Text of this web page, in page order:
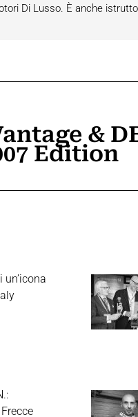
Di Lusso. È anche
&
Edition